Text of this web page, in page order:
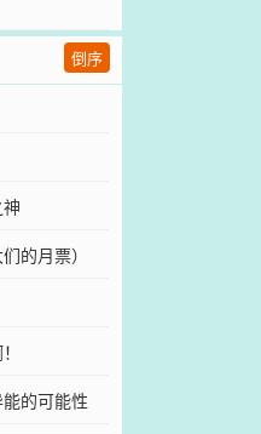
倒序
的月票）
的可能性